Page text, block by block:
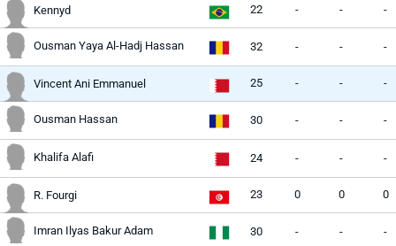
Kennyd 22 - - -
Ousman Yaya Al-Hadj Hassan 32 - - -
Vincent Ani Emmanuel 25 - - -
Ousman Hassan 30 - - -
Khalifa Alafi 24 - - -
R. Fourgi 23 0 0 0
Imran Ilyas Bakur Adam 30 - - -